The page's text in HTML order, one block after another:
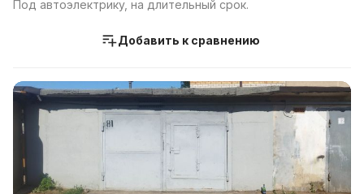
Под автоэлектрику, на длительный срок.
Добавить к сравнению